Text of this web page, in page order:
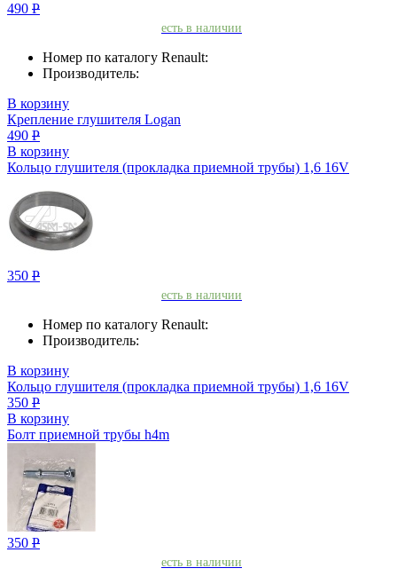
490 Р
есть в наличии
Номер по каталогу Renault:
Производитель:
В корзину
Крепление глушителя Logan
490 Р
В корзину
Кольцо глушителя (прокладка приемной трубы) 1,6 16V
350 Р
есть в наличии
Номер по каталогу Renault:
Производитель:
В корзину
Кольцо глушителя (прокладка приемной трубы) 1,6 16V
350 Р
В корзину
Болт приемной трубы h4m
350 Р
есть в наличии